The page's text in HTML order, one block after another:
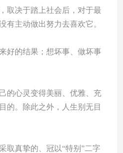
取决于踏上社会后，对于最
有主动做出努力去喜欢它。
好的结果；想坏事、做坏事
的心灵变得美丽、优雅、充
的。除此之外，人生别无目
取真挚的、冠以“特别”二字